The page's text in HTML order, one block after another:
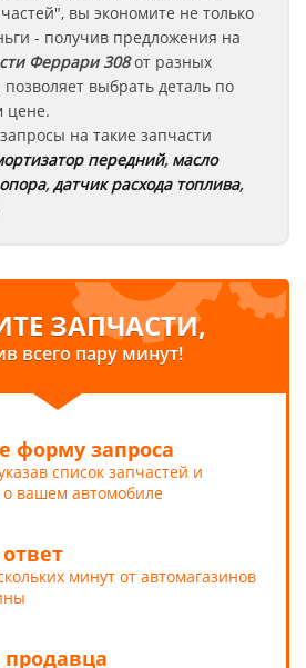
вы экономите не только
- получив предложения на
Феррари 308от разных
выбрать деталь по
цене.
на такие запчасти
передний, масло
,датчик расхода топлива,
ЗАПЧАСТИ,
всего пару минут!
форму запроса
список запчастей и
вашем автомобиле
минут от автомагазинов